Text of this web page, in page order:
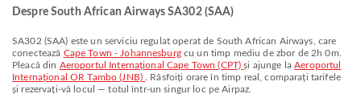
Despre South African Airways SA302 (SAA)
SA302 (SAA) este un serviciu regulat operat de South African Airways , care
conectează Cape Town - Johannesburgcu un timp mediu de zbor de 2h 0m
Pleacă din Aeroportul Internațional Cape Town (CPT)și ajunge laAeroportul
Internațional OR Tambo (JNB)
. Răsfoiți orare în timp real, comparați tarifele
și rezervați-vă locul — totul într-un singur loc pe Airpaz.